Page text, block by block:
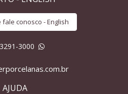
conosco - English
3000
AJUDA